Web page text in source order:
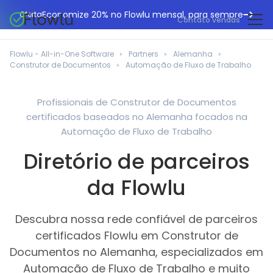
OfertaEconomize 20% no Flowlu mensal, para sempre
Contato vendas
Gestão de projetos
Faturação online
Automação do fluxo de trabalho
Ferramentas de colaboração
Gestão financeira
Base de conhecimento
Agências de marketing
Departamentos de TI
Consultores de negócios
Profissionais jurídicos
Empresas de fabrico
Pequenos negócios
Planeadores de eventos
Central de ajuda
Blogue Flowlu
Guias
Casos de utilização
Ferramentas gratuitas
Português
Flowlu - All-in-One Software Partners
Alemanha
Construtor de Documentos
Automação de Fluxo de Trabalho
Profissionais de Construtor de Documentos
certificados baseados no Alemanha focados na
Automação de Fluxo de Trabalho
Diretório de parceiros
da Flowlu
Descubra nossa rede confiável de parceiros
certificados Flowlu em Construtor de
Documentos no Alemanha, especializados em
Automação de Fluxo de Trabalho e muito